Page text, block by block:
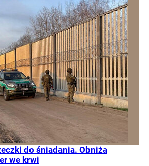
do śniadania. Obniża
we krwi